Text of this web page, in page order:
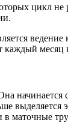
цикл
ведение
в маточные